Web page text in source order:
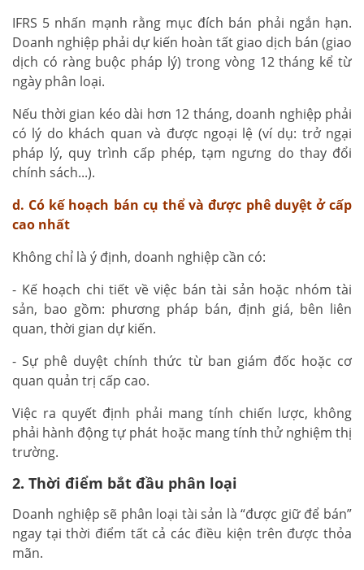
IFRS 5 nhấn mạnh rằng mục đích bán phải ngắn hạn.
Doanh nghiệp phải dự kiến hoàn tất giao dịch bán (giao
dịch có ràng buộc pháp lý) trong vòng 12 tháng kể từ
ngày phân loại.
Nếu thời gian kéo dài hơn 12 tháng, doanh nghiệp phải
có lý do khách quan và được ngoại lệ (ví dụ: trở ngại
pháp lý, quy trình cấp phép, tạm ngưng do thay đổi
chính sách...).
d. Có kế hoạch bán cụ thể và được phê duyệt ở cấp
cao nhất
Không chỉ là ý định, doanh nghiệp cần có:
- Kế hoạch chi tiết về việc bán tài sản hoặc nhóm tài
sản, bao gồm: phương pháp bán, định giá, bên liên
quan, thời gian dự kiến.
- Sự phê duyệt chính thức từ ban giám đốc hoặc cơ
quan quản trị cấp cao.
Việc ra quyết định phải mang tính chiến lược, không
phải hành động tự phát hoặc mang tính thử nghiệm thị
trường.
2. Thời điểm bắt đầu phân loại
Doanh nghiệp sẽ phân loại tài sản là “được giữ để bán”
ngay tại thời điểm tất cả các điều kiện trên được thỏa
mãn.